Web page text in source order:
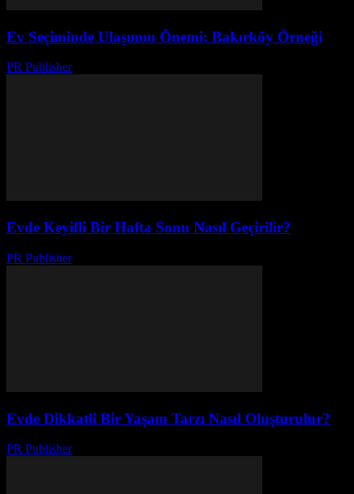
Ev Seçiminde Ulaşımın Önemi: Bakırköy Örneği
PR Publisher-
Evde Keyifli Bir Hafta Sonu Nasıl Geçirilir?
PR Publisher-
Evde Dikkatli Bir Yaşam Tarzı Nasıl Oluşturulur?
PR Publisher-